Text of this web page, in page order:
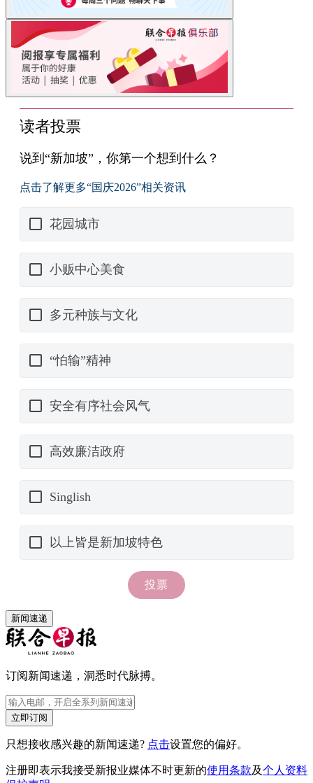
新闻速递
订阅新闻速递，洞悉时代脉搏。
立即订阅
只想接收感兴趣的新闻速递? 点击设置您的偏好。
注册即表示我接受新报业媒体不时更新的使用条款及个人资料